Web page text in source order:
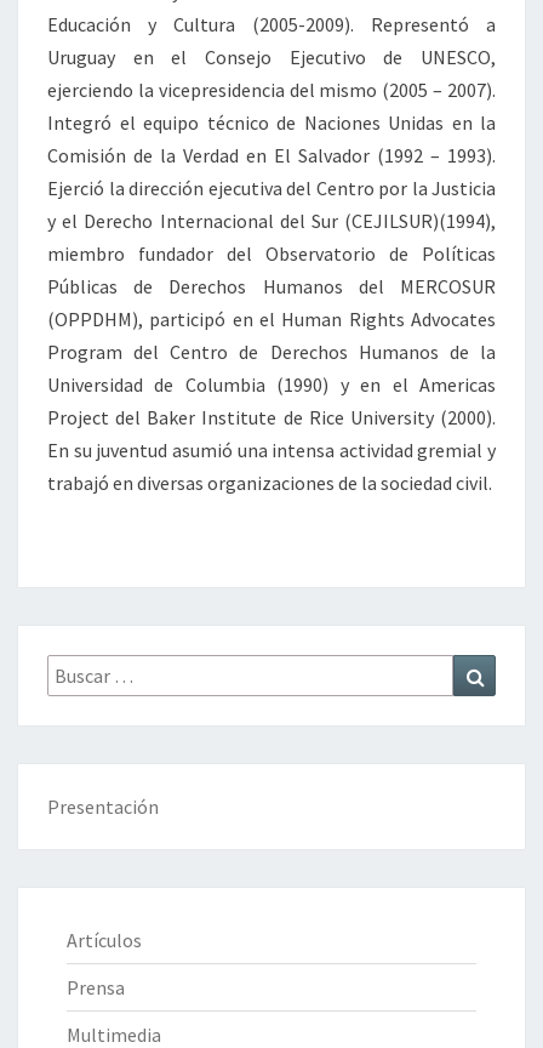
Educación y Cultura (2005-2009). Representó a
Uruguay en el Consejo Ejecutivo de UNESCO,
ejerciendo la vicepresidencia del mismo (2005 – 2007).
Integró el equipo técnico de Naciones Unidas en la
Comisión de la Verdad en El Salvador (1992 – 1993).
Ejerció la dirección ejecutiva del Centro por la Justicia
y el Derecho Internacional del Sur (CEJILSUR)(1994),
miembro fundador del Observatorio de Políticas
Públicas de Derechos Humanos del MERCOSUR
(OPPDHM), participó en el Human Rights Advocates
Program del Centro de Derechos Humanos de la
Universidad de Columbia (1990) y en el Americas
Project del Baker Institute de Rice University (2000).
En su juventud asumió una intensa actividad gremial y
trabajó en diversas organizaciones de la sociedad civil.
Buscar
por:
Presentación
Artículos
Prensa
Multimedia